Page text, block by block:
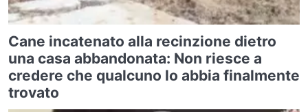
Cane incatenato alla recinzione dietro
una casa abbandonata: Non riesce a
credere che qualcuno lo abbia finalmente
trovato